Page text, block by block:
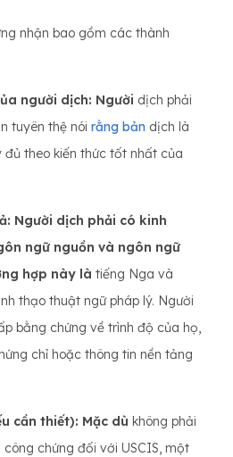
nhận bao gồm các thành
người dịch: Người dịch phải
tuyên thệ nói rằng bản dịch là
theo kiến thức tốt nhất của
Người dịch phải có kinh
ngữ nguồn và ngôn ngữ
hợp này là tiếng Nga và
thạo thuật ngữ pháp lý. Người
bằng chứng về trình độ của họ,
chỉ hoặc thông tin nền tảng
cần thiết): Mặc dù không phải
chứng đối với USCIS, một